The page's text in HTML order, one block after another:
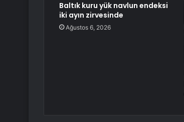
Baltık kuru yük navlun endeksi
iki ayın zirvesinde
Ağustos 6, 2026